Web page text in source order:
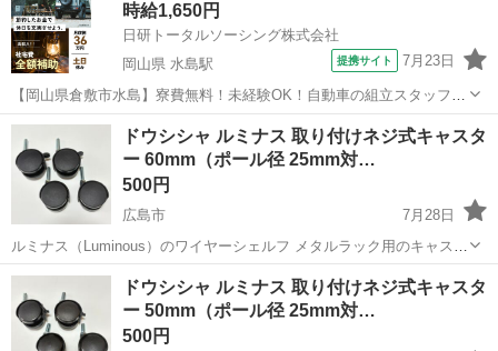
時給1,650円
日研トータルソーシング株式会社
岡山県 水島駅
提携サイト 7月23日
【岡山県倉敷市水島】寮費無料！未経験OK！自動車の組立スタッフ
《お仕事No.NS0089》 お仕事について 車の組立作業です。専用レール
に乗って流れてくる車の骨組みに、車内外の各部品・ハンドル・足回
り・ドア・シートなどの各...
岡山 倉敷市 水島駅
ドウシシャ ルミナス 取り付けネジ式キャスタ
ー 60mm（ポール径 25mm対…
500円
広島市
7月28日
ルミナス（Luminous）のワイヤーシェルフ メタルラック用のキャスタ
ーです。 品番：IHL-CS 定価：2,060円 使用感はありますが完動品で
す。 25mmのポールに対応しております。 キャスターの直...
広島 広島市 その他 ルミナス
ドウシシャ ルミナス 取り付けネジ式キャスタ
ー 50mm（ポール径 25mm対…
500円